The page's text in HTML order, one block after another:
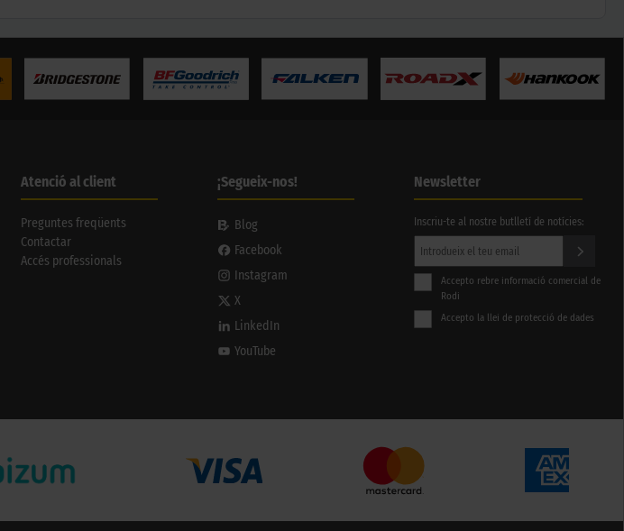
Atenció al client
Preguntes freqüents
Contactar
Accés professionals
¡Segueix-nos!
Blog
Facebook
Instagram
X
LinkedIn
YouTube
Newsletter
Inscriu-te al nostre butlletí de notícies:
Accepto rebre informació comercial de
Rodi
Accepto la llei de protecció de dades